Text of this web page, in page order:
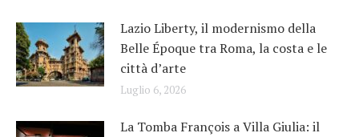
Lazio Liberty, il modernismo della
Belle Époque tra Roma, la costa e le
città d’arte
Luglio 6, 2026
La Tomba François a Villa Giulia: il